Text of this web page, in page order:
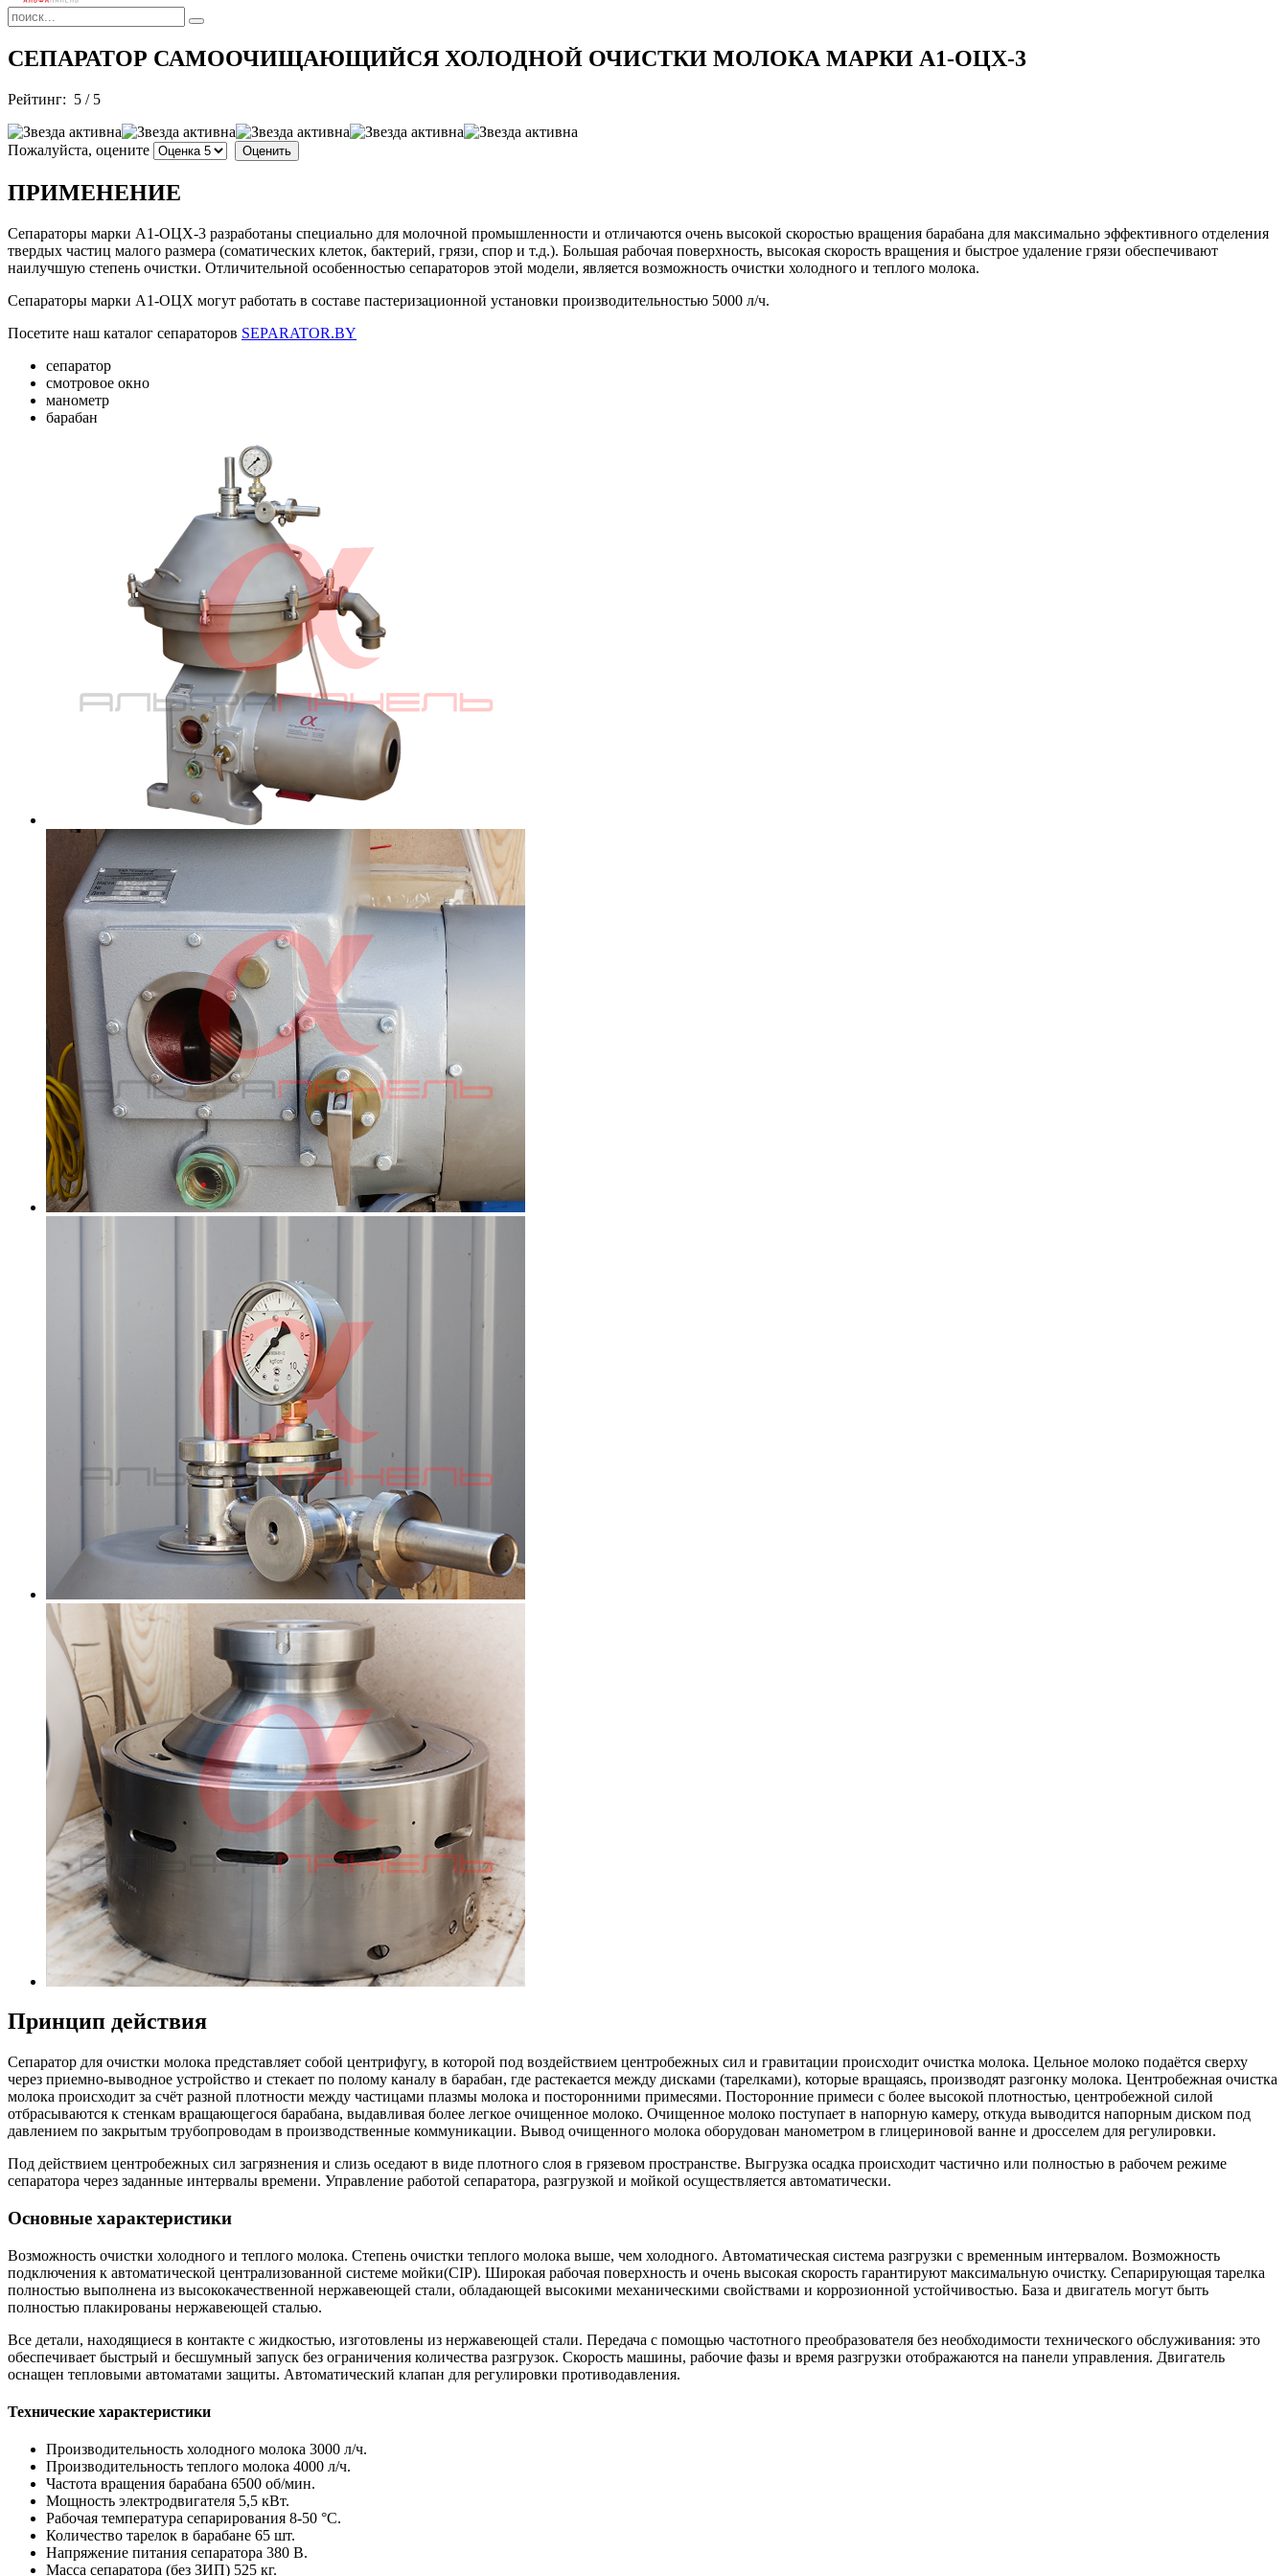
СЕПАРАТОР САМООЧИЩАЮЩИЙСЯ ХОЛОДНОЙ ОЧИСТКИ МОЛОКА МАРКИ А1-ОЦХ-3
Рейтинг: 5 / 5
Пожалуйста, оцените
ПРИМЕНЕНИЕ
Сепараторы марки А1-ОЦХ-3 разработаны специально для молочной промышленности и отличаются очень высокой скоростью вращения барабана для максимально эффективного отделения
твердых частиц малого размера (соматических клеток, бактерий, грязи, спор и т.д.). Большая рабочая поверхность, высокая скорость вращения и быстрое удаление грязи обеспечивают
наилучшую степень очистки. Отличительной особенностью сепараторов этой модели, является возможность очистки холодного и теплого молока.
Сепараторы марки А1-ОЦХ могут работать в составе пастеризационной установки производительностью 5000 л/ч.
Посетите наш каталог сепараторов SEPARATOR.BY
сепаратор
смотровое окно
манометр
барабан
Принцип действия
Сепаратор для очистки молока представляет собой центрифугу, в которой под воздействием центробежных сил и гравитации происходит очистка молока. Цельное молоко подаётся сверху
через приемно-выводное устройство и стекает по полому каналу в барабан, где растекается между дисками (тарелками), которые вращаясь, производят разгонку молока. Центробежная очистка
молока происходит за счёт разной плотности между частицами плазмы молока и посторонними примесями. Посторонние примеси с более высокой плотностью, центробежной силой
отбрасываются к стенкам вращающегося барабана, выдавливая более легкое очищенное молоко. Очищенное молоко поступает в напорную камеру, откуда выводится напорным диском под
давлением по закрытым трубопроводам в производственные коммуникации. Вывод очищенного молока оборудован манометром в глицериновой ванне и дросселем для регулировки.
Под действием центробежных сил загрязнения и слизь оседают в виде плотного слоя в грязевом пространстве. Выгрузка осадка происходит частично или полностью в рабочем режиме
сепаратора через заданные интервалы времени. Управление работой сепаратора, разгрузкой и мойкой осуществляется автоматически.
Основные характеристики
Возможность очистки холодного и теплого молока. Степень очистки теплого молока выше, чем холодного. Автоматическая система разгрузки с временным интервалом. Возможность
подключения к автоматической централизованной системе мойки(CIP). Широкая рабочая поверхность и очень высокая скорость гарантируют максимальную очистку. Сепарирующая тарелка
полностью выполнена из высококачественной нержавеющей стали, обладающей высокими механическими свойствами и коррозионной устойчивостью. База и двигатель могут быть
полностью плакированы нержавеющей сталью.
Все детали, находящиеся в контакте с жидкостью, изготовлены из нержавеющей стали. Передача с помощью частотного преобразователя без необходимости технического обслуживания: это
обеспечивает быстрый и бесшумный запуск без ограничения количества разгрузок. Скорость машины, рабочие фазы и время разгрузки отображаются на панели управления. Двигатель
оснащен тепловыми автоматами защиты. Автоматический клапан для регулировки противодавления.
Технические характеристики
Производительность холодного молока 3000 л/ч.
Производительность теплого молока 4000 л/ч.
Частота вращения барабана 6500 об/мин.
Мощность электродвигателя 5,5 кВт.
Рабочая температура сепарирования 8-50 °С.
Количество тарелок в барабане 65 шт.
Напряжение питания сепаратора 380 В.
Масса сепаратора (без ЗИП) 525 кг.